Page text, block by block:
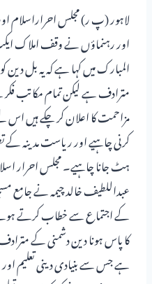
لاہور (پ ر) مجلس احراراسلام
اور رہنماؤں نے وقف املاک
المبارک میں کہا ہے کہ یہ بل دین
مترادف ہے لیکن تمام مکاتب
مزاحمت کا اعلان کر چکے ہیں اس
کرنی چاہیے اور ریاست مدینہ کے
ہٹ جانا چاہیے۔ مجلس احرار
عبداللطیف خالد چیمہ نے جامع
کے اجتماع سے خطاب کرتے
کا پاس ہونا دین دشمنی کے
ہے جس سے بنیادی دینی تعلیم